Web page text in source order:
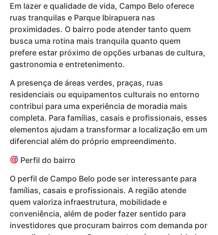
Em lazer e qualidade de vida, Campo Belo oferece
ruas tranquilas e Parque Ibirapuera nas
proximidades. O bairro pode atender tanto quem
busca uma rotina mais tranquila quanto quem
prefere estar próximo de opções urbanas de cultura,
gastronomia e entretenimento.
A presença de áreas verdes, praças, ruas
residenciais ou equipamentos culturais no entorno
contribui para uma experiência de moradia mais
completa. Para famílias, casais e profissionais, esses
elementos ajudam a transformar a localização em um
diferencial além do próprio empreendimento.
Perfil do bairro
O perfil de Campo Belo pode ser interessante para
famílias, casais e profissionais. A região atende
quem valoriza infraestrutura, mobilidade e
conveniência, além de poder fazer sentido para
investidores que procuram bairros com demanda por